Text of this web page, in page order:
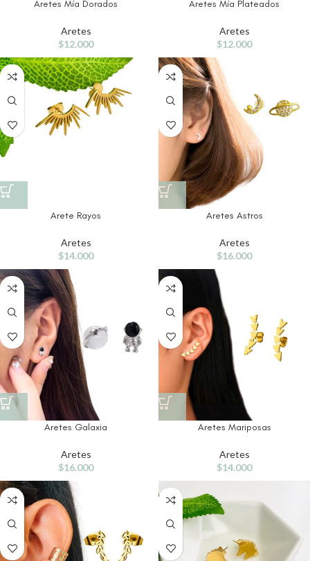
Aretes Mía Dorados
Aretes
$12.000
Aretes Mía Plateados
Aretes
$12.000
Arete Rayos
Aretes
$14.000
Aretes Astros
Aretes
$16.000
Aretes Galaxia
Aretes
$16.000
Aretes Mariposas
Aretes
$14.000